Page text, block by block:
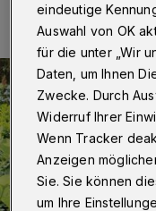
eindeutige
Auswahl von OK
für die unter „Wir
Daten, um Ihnen
Zwecke. Durch
Widerruf Ihrer
Wenn Tracker
Anzeigen
Sie. Sie können
um Ihre